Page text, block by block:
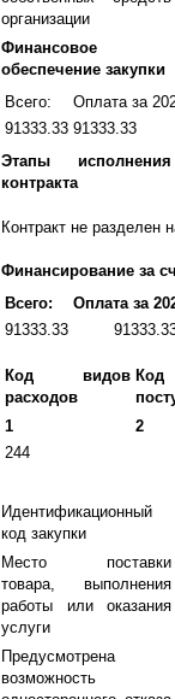
организации
Финансовое
обеспечение закупки
Всего:
Оплата за
91333.33 91333.33
Этапы исполнения
контракта
Контракт не разделен
Финансирование за
Всего:
Оплата за
91333.33
Код видов
расходов
Код
1
2
244
Идентификационный
код закупки
Место поставки
товара, выполнения
работы или оказания
услуги
Предусмотрена
возможность